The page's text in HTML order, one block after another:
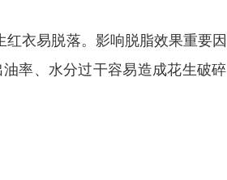
衣易脱落。影响脱脂效果重要
率、水分过干容易造成花生破